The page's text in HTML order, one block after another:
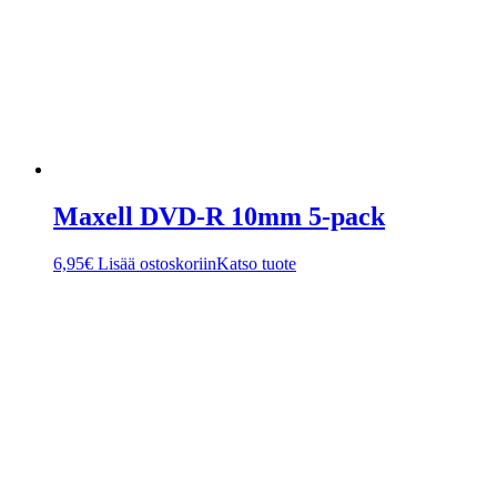
Maxell DVD-R 10mm 5-pack
6,95€ Lisää ostoskoriinKatso tuote